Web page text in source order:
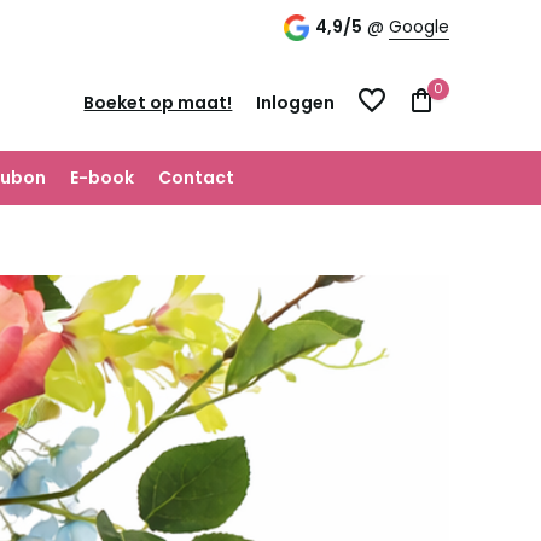
verzonden! Top kwaliteit én scherpe prijs
4,9/5 @Google
Boeket op maat! Inloggen
Account aanmaken
0
E-book Contact